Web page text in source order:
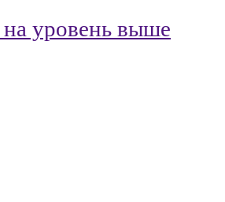
уровень выше